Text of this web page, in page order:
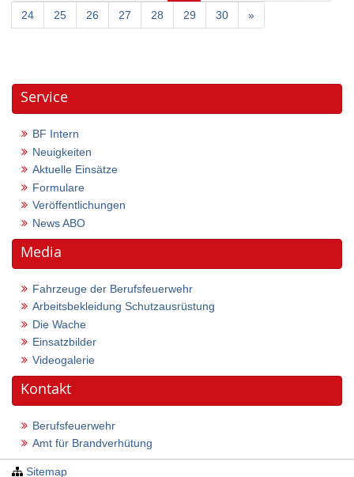
24 25 26 27 28 29 30 »
Service
BF Intern
Neuigkeiten
Aktuelle Einsätze
Formulare
Veröffentlichungen
News ABO
Media
Fahrzeuge der Berufsfeuerwehr
Arbeitsbekleidung Schutzausrüstung
Die Wache
Einsatzbilder
Videogalerie
Kontakt
Berufsfeuerwehr
Amt für Brandverhütung
Sitemap